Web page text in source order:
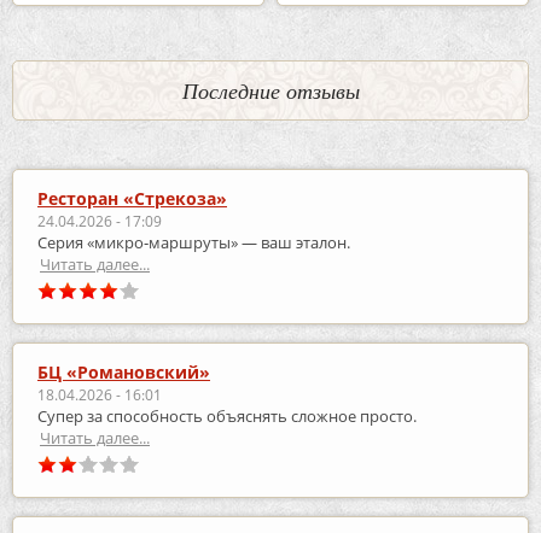
Последние отзывы
Ресторан «Стрекоза»
24.04.2026 - 17:09
Серия «микро‑маршруты» — ваш эталон.
Читать далее...
БЦ «Романовский»
18.04.2026 - 16:01
Супер за способность объяснять сложное просто.
Читать далее...